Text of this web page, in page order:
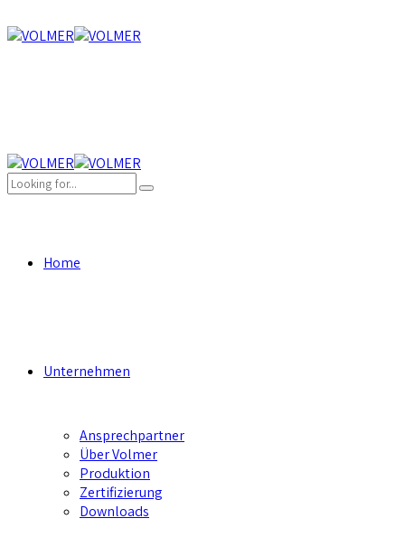
Home
Unternehmen
Ansprechpartner
Über Volmer
Produktion
Zertifizierung
Downloads